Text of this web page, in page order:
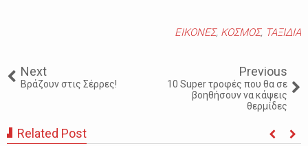
ΕΙΚΟΝΕΣ, ΚΟΣΜΟΣ, ΤΑΞΙΔΙΑ
Next
Βράζουν στις Σέρρες!
Previous
10 Super τροφές που θα σε
βοηθήσουν να κάψεις
θερμίδες
Related Post